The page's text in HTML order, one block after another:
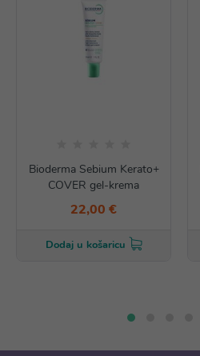
Bioderma Sebium Kerato+
COVER gel-krema
22,00 €
Dodaj u košaricu